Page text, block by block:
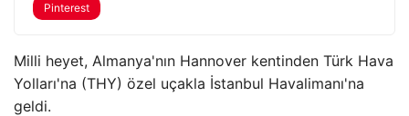
Pinterest
Milli heyet, Almanya'nın Hannover kentinden Türk Hava
Yolları'na (THY) özel uçakla İstanbul Havalimanı'na
geldi.